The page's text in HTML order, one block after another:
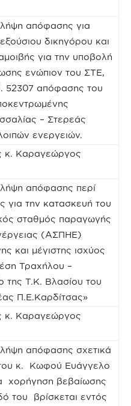
απόφασης για
δικηγόρου και
για την υποβολή
ενώπιον του ΣΤΕ,
52307 απόφασης του
– Στερεάς
ενεργειών.
κ. Καραγεώργος
λήψη απόφασης περί
για την κατασκευή του
σταθμός παραγωγής
(ΑΣΠΗΕ)
και μέγιστης ισχύος
Τραχήλου –
της Τ.Κ. Βλασίου του
Π.Ε.Καρδίτσας»
κ. Καραγεώργος
απόφασης σχετικά
κ. Κωφού Ευάγγελο
χορήγηση βεβαίωσης
του βρίσκεται εντός